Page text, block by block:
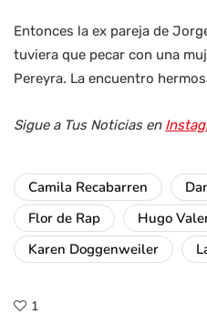
Entonces la ex pareja de
tuviera que pecar con una
Pereyra. La encuentro
Sigue a Tus Noticias en
Camila Recabarren
Flor de Rap
Hugo
Karen Doggenweiler
1